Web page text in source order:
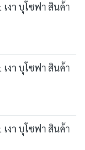
เงา บุโซฟา สินค้า
เงา บุโซฟา สินค้า
เงา บุโซฟา สินค้า